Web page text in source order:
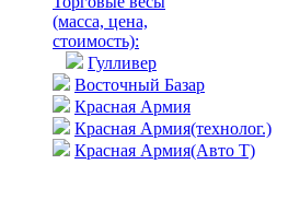
(масса, цена,
стоимость):
Гулливер
Восточный Базар
Красная Армия
Красная Армия(технолог.)
Красная Армия(Авто Т)